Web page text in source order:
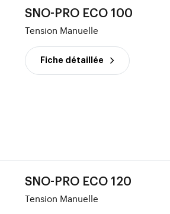
SNO-PRO ECO 100
Tension Manuelle
Fiche détaillée
SNO-PRO ECO 120
Tension Manuelle